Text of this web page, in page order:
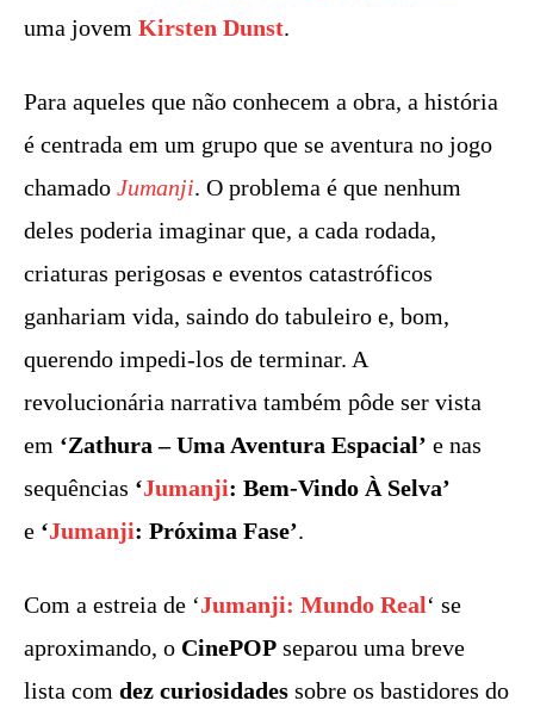
uma jovem Kirsten Dunst.
Para aqueles que não conhecem a obra, a história
é centrada em um grupo que se aventura no jogo
chamado Jumanji. O problema é que nenhum
deles poderia imaginar que, a cada rodada,
criaturas perigosas e eventos catastróficos
ganhariam vida, saindo do tabuleiro e, bom,
querendo impedi-los de terminar. A
revolucionária narrativa também pôde ser vista
em ‘Zathura – Uma Aventura Espacial’ e nas
sequências ‘Jumanji: Bem-Vindo À Selva’
e ‘Jumanji: Próxima Fase’.
Com a estreia de ‘Jumanji: Mundo Real‘ se
aproximando, o CinePOP separou uma breve
lista com dez curiosidades sobre os bastidores do